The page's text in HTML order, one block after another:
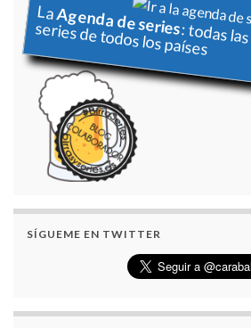
LaAgenda de series: todas las
series de todos los países
SÍGUEME EN TWITTER